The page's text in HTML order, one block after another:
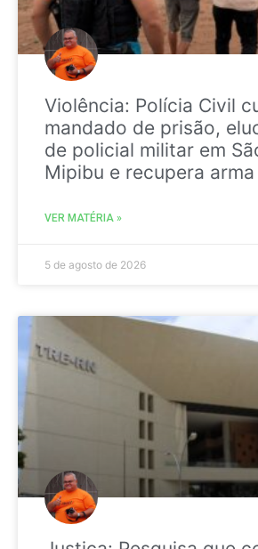
Violência: Polícia Civil
mandado de prisão,
de policial militar em
Mipibu e recupera
VER MATÉRIA »
5 de agosto de 2026